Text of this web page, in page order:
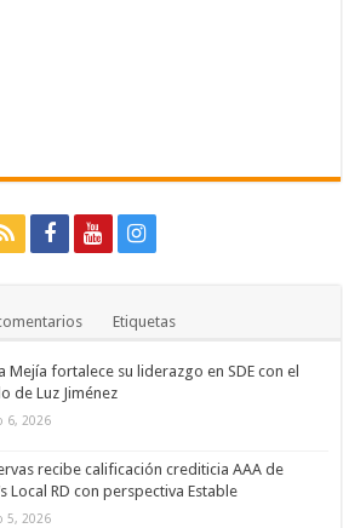
Etiquetas
Mejía fortalece su liderazgo en SDE con el
de Luz Jiménez
6, 2026
recibe calificación crediticia AAA de
Local RD con perspectiva Estable
5, 2026